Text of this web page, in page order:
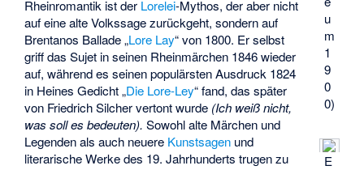
u
m
1
9
0
0)
E
Rheinromantik ist der Lorelei-Mythos, der aber nicht
auf eine alte Volkssage zurückgeht, sondern auf
Brentanos Ballade „Lore Lay“ von 1800. Er selbst
griff das Sujet in seinen Rheinmärchen 1846 wieder
auf, während es seinen populärsten Ausdruck 1824
in Heines Gedicht „Die Lore-Ley“ fand, das später
von Friedrich Silcher vertont wurde (Ich weiß nicht,
was soll es bedeuten). Sowohl alte Märchen und
Legenden als auch neuere Kunstsagen und
literarische Werke des 19. Jahrhunderts trugen zu